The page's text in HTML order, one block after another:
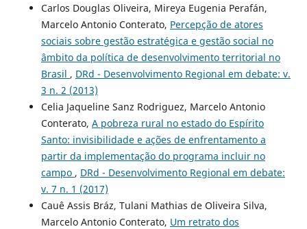
Carlos Douglas Oliveira, Mireya Eugenia Perafán,
Marcelo Antonio Conterato, Percepção de atores
sociais sobre gestão estratégica e gestão social no
âmbito da política de desenvolvimento territorial no
Brasil , DRd - Desenvolvimento Regional em debate: v.
3 n. 2 (2013)
Celia Jaqueline Sanz Rodriguez, Marcelo Antonio
Conterato, A pobreza rural no estado do Espírito
Santo: invisibilidade e ações de enfrentamento a
partir da implementação do programa incluir no
campo , DRd - Desenvolvimento Regional em debate:
v. 7 n. 1 (2017)
Cauê Assis Bráz, Tulani Mathias de Oliveira Silva,
Marcelo Antonio Conterato, Um retrato dos